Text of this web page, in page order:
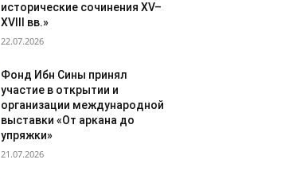
исторические сочинения XV–
XVIII вв.»
22.07.2026
Фонд Ибн Сины принял
участие в открытии и
организации международной
выставки «От аркана до
упряжки»
21.07.2026